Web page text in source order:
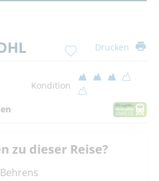
Drucken
Kondition
zu dieser Reise?